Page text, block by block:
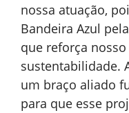
nossa atuação,
Bandeira Azul
que reforça
sustentabilidade.
um braço aliado
para que esse